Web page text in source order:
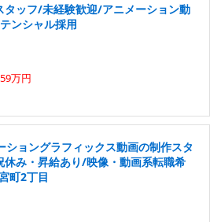
タッフ/未経験歓迎/アニメーション動
ンシャル採用
万円
ショングラフィックス動画の制作スタ
休み・昇給あり/映像・動画系転職希
町2丁目